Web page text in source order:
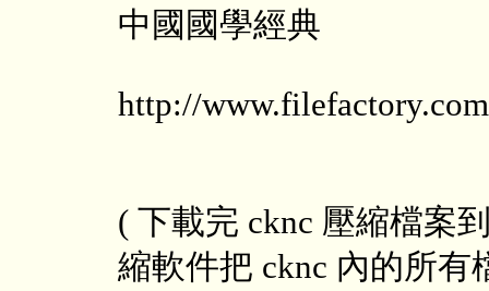
中國國學經典
http://
( 下載完 cknc 壓縮檔案
縮軟件把 cknc 內的所